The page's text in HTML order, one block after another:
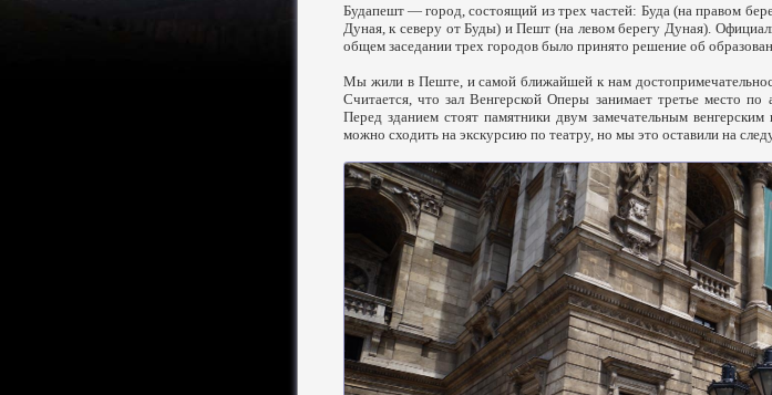
Будапешт — город, состоящий из трех частей: Буда (на правом
Дуная, к северу от Буды) и Пешт (на левом берегу Дуная).
общем заседании трех городов было принято решение об
Мы жили в Пеште, и самой ближайшей к нам
Считается, что зал Венгерской Оперы занимает третье место
Перед зданием стоят памятники двум замечательным
можно сходить на экскурсию по театру, но мы это оставили на